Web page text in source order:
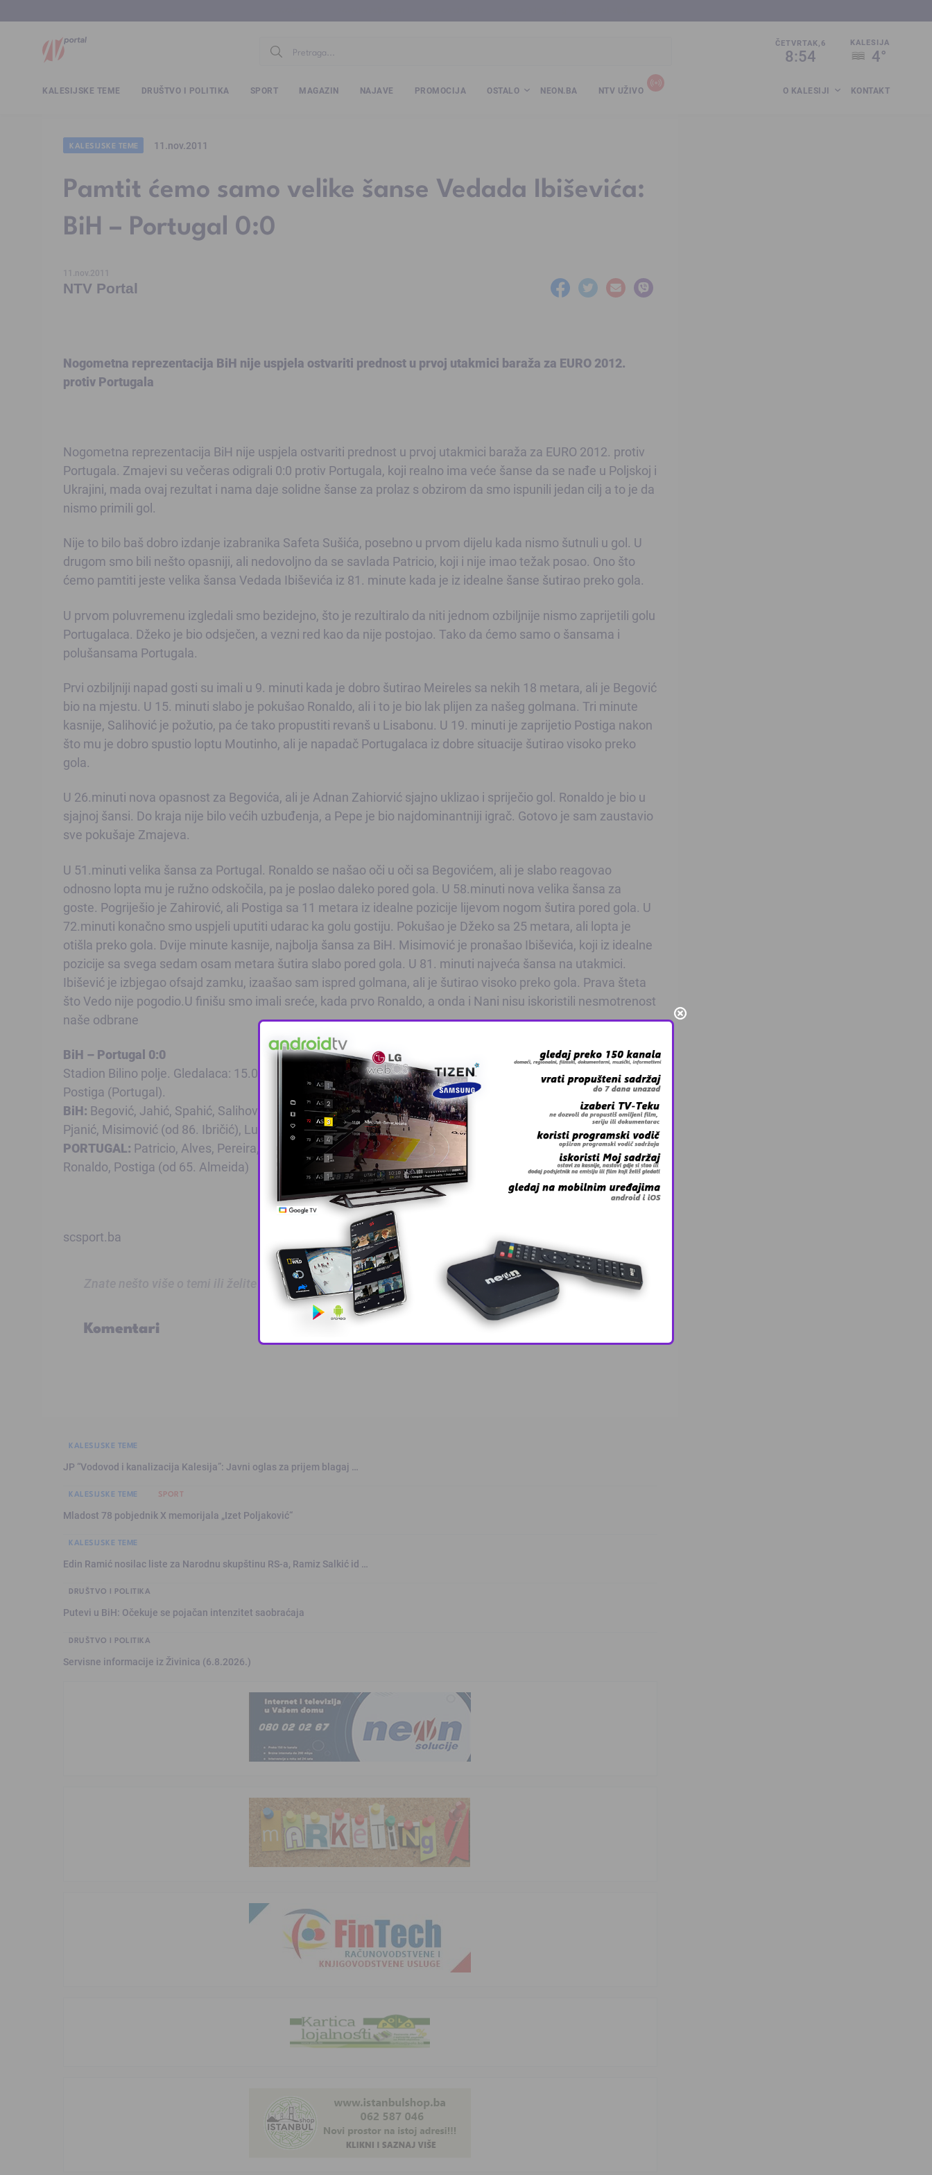
ČETVRTAK,6
8:54
KALESIJA
4°
KALESIJSKE TEME DRUŠTVO I POLITIKA SPORT MAGAZIN NAJAVE PROMOCIJA OSTALO NEON.BA NTV UŽIVO O KALESIJI KONTAKT
KALESIJSKE TEME 11.nov.2011
Pamtit ćemo samo velike šanse Vedada Ibiševića:
BiH – Portugal 0:0
11.nov.2011
NTV Portal
Nogometna reprezentacija BiH nije uspjela ostvariti prednost u prvoj utakmici baraža za EURO 2012.
protiv Portugala
Nogometna reprezentacija BiH nije uspjela ostvariti prednost u prvoj utakmici baraža za EURO 2012. protiv
Portugala. Zmajevi su večeras odigrali 0:0 protiv Portugala, koji realno ima veće šanse da se nađe u Poljskoj i
Ukrajini, mada ovaj rezultat i nama daje solidne šanse za prolaz s obzirom da smo ispunili jedan cilj a to je da
nismo primili gol.
Nije to bilo baš dobro izdanje izabranika Safeta Sušića, posebno u prvom dijelu kada nismo šutnuli u gol. U
drugom smo bili nešto opasniji, ali nedovoljno da se savlada Patricio, koji i nije imao težak posao. Ono što
ćemo pamtiti jeste velika šansa Vedada Ibiševića iz 81. minute kada je iz idealne šanse šutirao preko gola.
U prvom poluvremenu izgledali smo bezidejno, što je rezultiralo da niti jednom ozbiljnije nismo zaprijetili golu
Portugalaca. Džeko je bio odsječen, a vezni red kao da nije postojao. Tako da ćemo samo o šansama i
polušansama Portugala.
Prvi ozbiljniji napad gosti su imali u 9. minuti kada je dobro šutirao Meireles sa nekih 18 metara, ali je Begović
bio na mjestu. U 15. minuti slabo je pokušao Ronaldo, ali i to je bio lak plijen za našeg golmana. Tri minute
kasnije, Salihović je požutio, pa će tako propustiti revanš u Lisabonu. U 19. minuti je zaprijetio Postiga nakon
što mu je dobro spustio loptu Moutinho, ali je napadač Portugalaca iz dobre situacije šutirao visoko preko
gola.
U 26.minuti nova opasnost za Begovića, ali je Adnan Zahiorvić sjajno uklizao i spriječio gol. Ronaldo je bio u
sjajnoj šansi. Do kraja nije bilo većih uzbuđenja, a Pepe je bio najdominantniji igrač. Gotovo je sam zaustavio
sve pokušaje Zmajeva.
U 51.minuti velika šansa za Portugal. Ronaldo se našao oči u oči sa Begovićem, ali je slabo reagovao
odnosno lopta mu je ružno odskočila, pa je poslao daleko pored gola. U 58.minuti nova velika šansa za
goste. Pogriješio je Zahirović, ali Postiga sa 11 metara iz idealne pozicije lijevom nogom šutira pored gola. U
72.minuti konačno smo uspjeli uputiti udarac ka golu gostiju. Pokušao je Džeko sa 25 metara, ali lopta je
otišla preko gola. Dvije minute kasnije, najbolja šansa za BiH. Misimović je pronašao Ibiševića, koji iz idealne
pozicije sa svega sedam osam metara šutira slabo pored gola. U 81. minuti najveća šansa na utakmici.
Ibišević je izbjegao ofsajd zamku, izaašao sam ispred golmana, ali je šutirao visoko preko gola. Prava šteta
što Vedo nije pogodio.U finišu smo imali sreće, kada prvo Ronaldo, a onda i Nani nisu iskoristili nesmotrenost
naše odbrane
BiH – Portugal 0:0
Stadion Bilino polje. Gledalaca: 15.000. Sudija: Howard Webb (Engleska). Žuti kartoni: Salihović (BiH),
Postiga (Portugal).
BiH: Begović, Jahić, Spahić, Salihović (od 67. Ibišević), Rahimić, Medunjanin (od 67. Maletić), Zahirović,
Pjanić, Misimović (od 86. Ibričić), Lulić, Džeko. Selektor: Safet Sušić.
PORTUGAL: Patricio, Alves, Pereira, Pepe, Coentrao, Velaso, Meireles (od 82. Micael), Moutinho, Nani,
Ronaldo, Postiga (od 65. Almeida)
scsport.ba
Znate nešto više o temi ili želite prijaviti grešku u tekstu?
Komentari
KALESIJSKE TEME
JP “Vodovod i kanalizacija Kalesija”: Javni oglas za prijem blagaj …
KALESIJSKE TEME SPORT
Mladost 78 pobjednik X memorijala „Izet Poljaković“
KALESIJSKE TEME
Edin Ramić nosilac liste za Narodnu skupštinu RS-a, Ramiz Salkić id …
DRUŠTVO I POLITIKA
Putevi u BiH: Očekuje se pojačan intenzitet saobraćaja
DRUŠTVO I POLITIKA
Servisne informacije iz Živinica (6.8.2026.)